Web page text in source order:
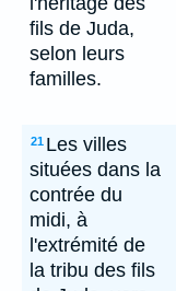
fils de Juda,
selon leurs
familles.
21 Les villes
situées dans la
contrée du
midi, à
l'extrémité de
la tribu des fils